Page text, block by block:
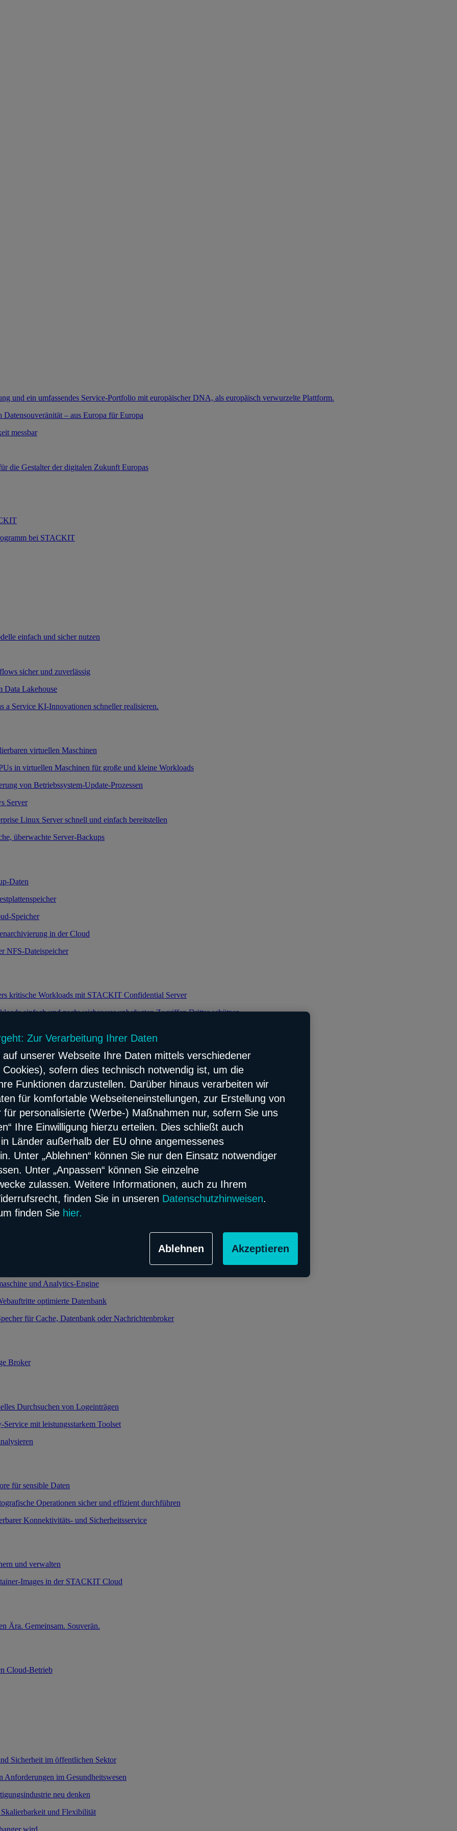
und ein umfassendes Service-Portfolio mit europäischer DNA, als europäisch verwurzelte Plattform.
– aus Europa für Europa
messbar
die Gestalter der digitalen Zukunft Europas
bei STACKIT
einfach und sicher nutzen
sicher und zuverlässig
Data Lakehouse
Service KI-Innovationen schneller realisieren.
virtuellen Maschinen
in virtuellen Maschinen für große und kleine Workloads
von Betriebssystem-Update-Prozessen
Server
Linux Server schnell und einfach bereitstellen
überwachte Server-Backups
Daten
Speicher
in der Cloud
NFS-Dateispeicher
kritische Workloads mit STACKIT Confidential Server
einfach und nachweisbar vor unbefugten Zugriffen Dritter schützen
durch effiziente Verteilung des Datenverkehrs
für Ihre Webanwendungen
und zuverlässig Network Content verteilen
Konnektivitäts- und Sicherheitsservice
und verwalteter Kubernetes-Service
Infrastruktur
relationale Datenbank im Flex Modell
relationale Datenbank im Flex Modell
und performanter Speicher dank Enterprise-Datenbank
und Analytics-Engine
optimierte Datenbank
für Cache, Datenbank oder Nachrichtenbroker
Broker
Durchsuchen von Logeinträgen
mit leistungsstarkem Toolset
für sensible Daten
Operationen sicher und effizient durchführen
Konnektivitäts- und Sicherheitsservice
und verwalten
Images in der STACKIT Cloud
Ära. Gemeinsam. Souverän.
Cloud-Betrieb
Sicherheit im öffentlichen Sektor
Anforderungen im Gesundheitswesen
neu denken
und Flexibilität
wird
Zur Verarbeitung Ihrer Daten
auf unserer Webseite Ihre Daten mittels verschiedener
Cookies), sofern dies technisch notwendig ist, um die
Funktionen darzustellen. Darüber hinaus verarbeiten wir
für komfortable Webseiteneinstellungen, zur Erstellung von
für personalisierte (Werbe-) Maßnahmen nur, sofern Sie uns
Ihre Einwilligung hierzu erteilen. Dies schließt auch
Länder außerhalb der EU ohne angemessenes
Unter „Ablehnen“ können Sie nur den Einsatz notwendiger
Unter „Anpassen“ können Sie einzelne
zulassen. Weitere Informationen, auch zu Ihrem
finden Sie in unseren Datenschutzhinweisen.
finden Sie hier.
Ablehnen Akzeptieren